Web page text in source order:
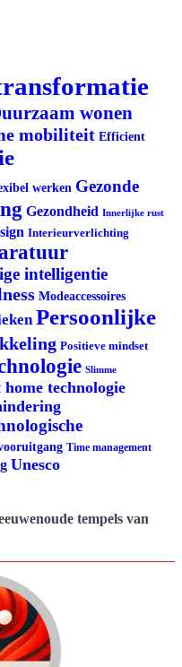
wonen
mobiliteit Efficient
werken Gezonde
Gezondheid Innerlijke rust
Interieurverlichting
intelligentie
Modeaccessoires
Persoonlijke
Positieve mindset
Slimme
home technologie
Time management
Unesco
tempels van